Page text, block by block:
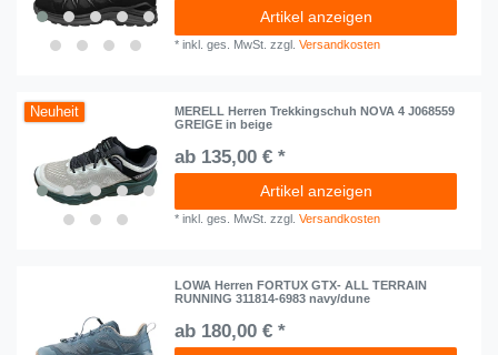
Artikel anzeigen
*inkl. ges. MwSt. zzgl.Versandkosten
Neuheit
MERELL Herren Trekkingschuh NOVA 4 J068559
GREIGE in beige
ab 135,00 € *
Artikel anzeigen
*inkl. ges. MwSt. zzgl.Versandkosten
LOWA Herren FORTUX GTX- ALL TERRAIN
RUNNING 311814-6983 navy/dune
ab 180,00 € *